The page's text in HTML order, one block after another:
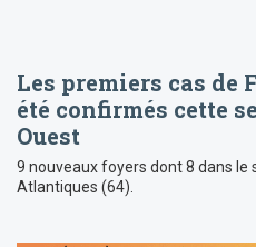
Les premiers cas de
été confirmés cette
Ouest
9 nouveaux foyers dont 8 dans
Atlantiques (64).